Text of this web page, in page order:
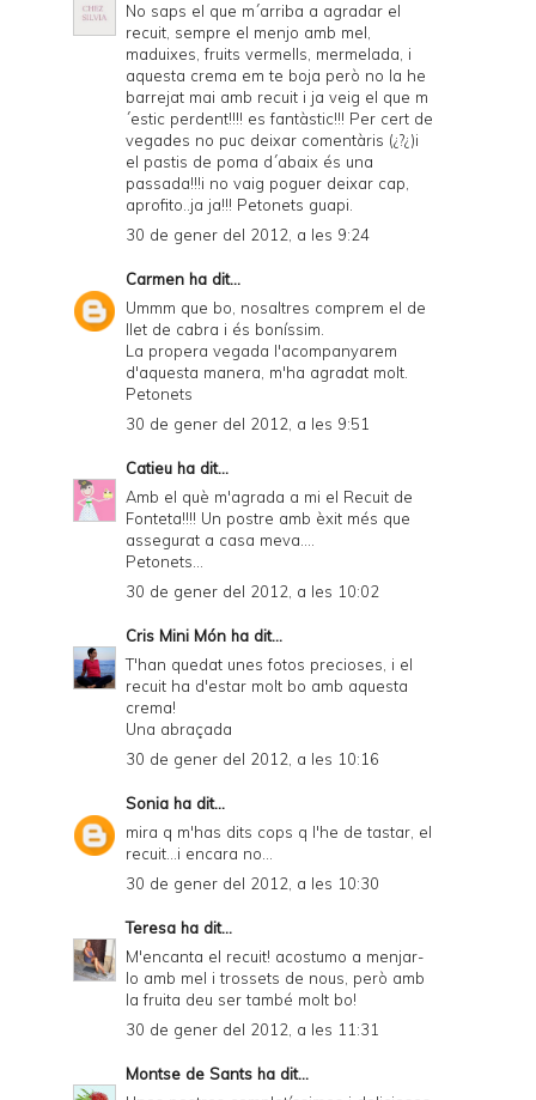
d
P
D
F
No saps el que m´arriba a agradar el
recuit, sempre el menjo amb mel,
maduixes, fruits vermells, mermelada, i
aquesta crema em te boja però no la he
barrejat mai amb recuit i ja veig el que m
´estic perdent!!!! es fantàstic!!! Per cert de
vegades no puc deixar comentàris (¿?¿)i
el pastis de poma d´abaix és una
passada!!!i no vaig poguer deixar cap,
aprofito..ja ja!!! Petonets guapi.
30 de gener del 2012, a les 9:24
Carmen ha dit...
Ummm que bo, nosaltres comprem el de
llet de cabra i és boníssim.
La propera vegada l'acompanyarem
d'aquesta manera, m'ha agradat molt.
Petonets
30 de gener del 2012, a les 9:51
Catieu ha dit...
Amb el què m'agrada a mi el Recuit de
Fonteta!!!! Un postre amb èxit més que
assegurat a casa meva....
Petonets...
30 de gener del 2012, a les 10:02
Cris Mini Món ha dit...
T'han quedat unes fotos precioses, i el
recuit ha d'estar molt bo amb aquesta
crema!
Una abraçada
30 de gener del 2012, a les 10:16
Sonia ha dit...
mira q m'has dits cops q l'he de tastar, el
recuit...i encara no...
30 de gener del 2012, a les 10:30
Teresa ha dit...
M'encanta el recuit! acostumo a menjar-
lo amb mel i trossets de nous, però amb
la fruita deu ser també molt bo!
30 de gener del 2012, a les 11:31
Montse de Sants ha dit...